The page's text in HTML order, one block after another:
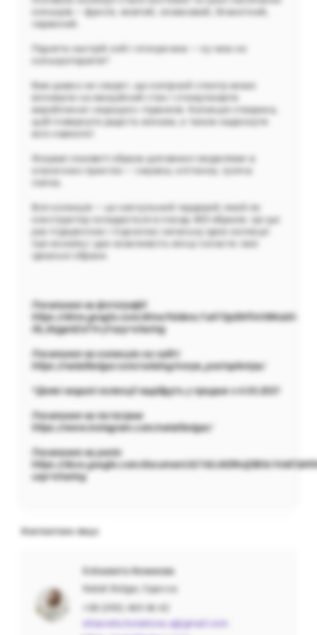
кольорів — фуксія, жовтий, оливковий, блакитний,
червоний.
Підняти настрій собі і оточуючим — ну чим не
кольоротерапія?
Вже давно не секрет, що колірний спектр може
впливати на емоційний стан і стимулювати
вироблення «хороших» гормонів. Колекція створена,
щоб повернути радість жінкам, а також надихнути
всіх навколо!
Яскраві соковиті образи доповнені моделями в
класичних принтах — смужка, клітинка, гусяча
лапка.
Вся колекція — це капсульний гардероб, який як
конструктор складається в понад 400 образів. Це ще
раз підкреслює і підсилює загальну ідею колекції
про мозаїку і дає можливість жінці скласти свої
ідеальні образи.
Посилання на фотографії:
https://drive.google.com/drive/folders/1a972pENFlnV8Wu6D-
0k_kiqge6ZaTH-y?usp=sharing
Посилання на колекцію на сайті:
https://natalibolgar.com/catalog/novye_postupleniya/
*Деякі моделі колекції надійдуть у продаж з 4.03.2021
Посилання на інстаграм:
https://www.instagram.com/natalibolgar/
Посилання на реліз:
https://docs.google.com/document/d/
usp=sharing
Контактное лицо
Єлізавета Конакова
Natali Bolgar, Одесса
elizaveta.konakova.a@gmail.com